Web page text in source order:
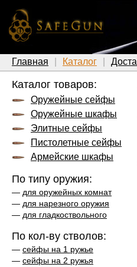
Главная Каталог
Каталог товаров:
Оружейные сейфы
Оружейные шкафы
Элитные сейфы
Пистолетные сейфы
Армейские шкафы
По типу оружия:
— для оружейных комнат
— для нарезного оружия
— для гладкоствольного
По кол-ву стволов:
— сейфы на 1 ружье
— сейфы на 2 ружья